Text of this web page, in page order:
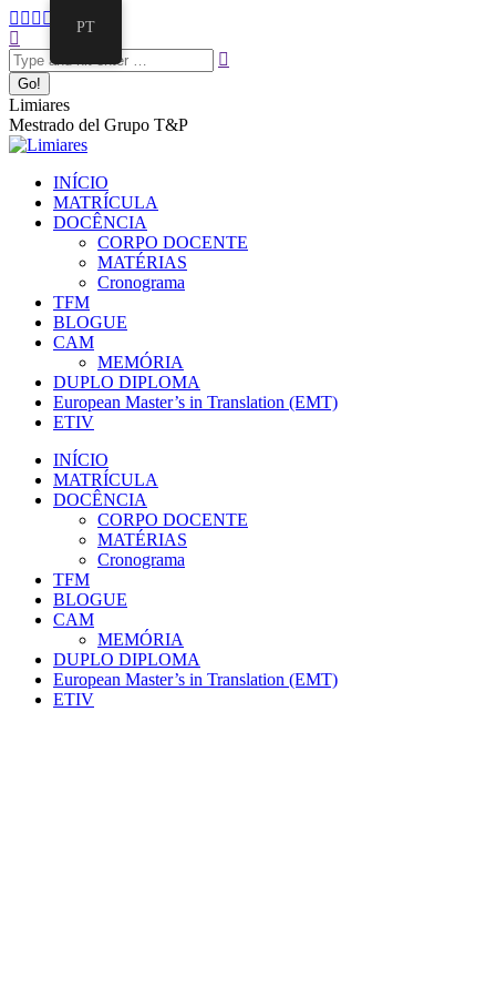
Limiares
Mestrado del Grupo T&P
INÍCIO
MATRÍCULA
DOCÊNCIA
CORPO DOCENTE
MATÉRIAS
Cronograma
TFM
BLOGUE
CAM
MEMÓRIA
DUPLO DIPLOMA
European Master’s in Translation (EMT)
ETIV
INÍCIO
MATRÍCULA
DOCÊNCIA
CORPO DOCENTE
MATÉRIAS
Cronograma
TFM
BLOGUE
CAM
MEMÓRIA
DUPLO DIPLOMA
European Master’s in Translation (EMT)
ETIV
PT